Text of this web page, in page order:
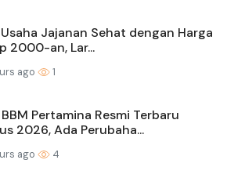
Jajanan Sehat dengan Harga
2000-an, Lar...
ago 1
Pertamina Resmi Terbaru
2026, Ada Perubaha...
ago 4